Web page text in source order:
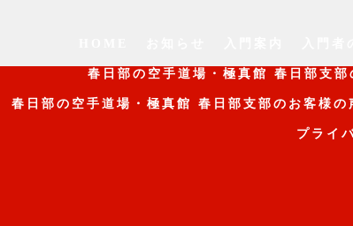
春日部の空手道場・極真館 春日部支部
春日部の空手道場・極真館 春日部支部のお客様の
プライ